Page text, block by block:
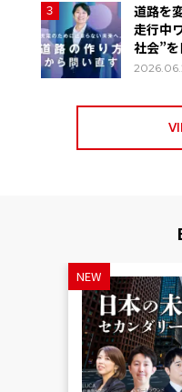
3
道路を
走行中
社会”
NEW